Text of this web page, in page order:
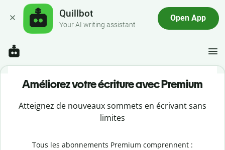
Quillbot
Your AI writing assistant
Open App
Améliorez votre écriture avec Premium
Atteignez de nouveaux sommets en écrivant sans
limites
Tous les abonnements Premium comprennent :